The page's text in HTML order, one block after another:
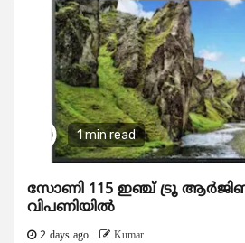
1 min read
സോണി 115 ഇഞ്ച് ട്രൂ
വിപണിയിൽ
2 days ago Kumar